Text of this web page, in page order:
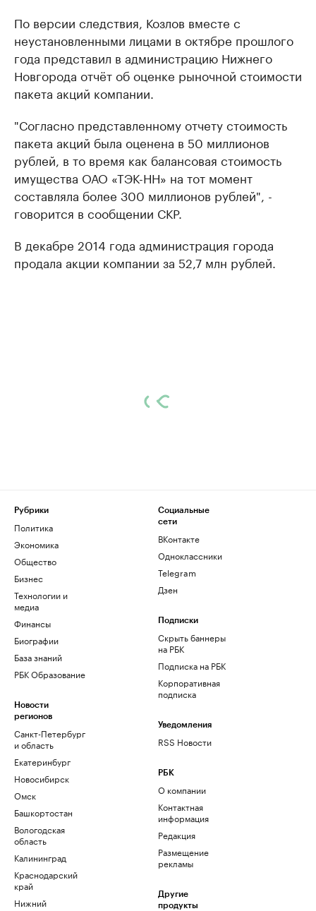
По версии следствия, Козлов вместе с
неустановленными лицами в октябре прошлого
года представил в администрацию Нижнего
Новгорода отчёт об оценке рыночной стоимости
пакета акций компании.
"Согласно представленному отчету стоимость
пакета акций была оценена в 50 миллионов
рублей, в то время как балансовая стоимость
имущества ОАО «ТЭК-НН» на тот момент
составляла более 300 миллионов рублей", -
говорится в сообщении СКР.
В декабре 2014 года администрация города
продала акции компании за 52,7 млн рублей.
Рубрики
Политика
Экономика
Общество
Бизнес
Технологии и
медиа
Финансы
Биографии
База знаний
РБК Образование
Новости
регионов
Санкт-Петербург
и область
Екатеринбург
Новосибирск
Омск
Башкортостан
Вологодская
область
Калининград
Краснодарский
край
Нижний
Социальные
сети
ВКонтакте
Одноклассники
Telegram
Дзен
Подписки
Скрыть баннеры
на РБК
Подписка на РБК
Корпоративная
подписка
Уведомления
RSS Новости
РБК
О компании
Контактная
информация
Редакция
Размещение
рекламы
Другие
продукты